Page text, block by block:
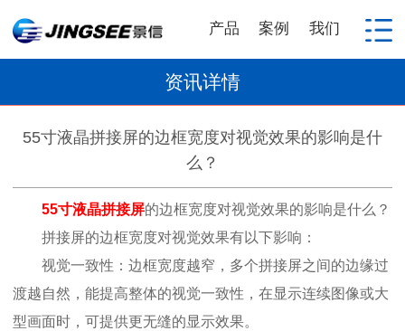
产品 案例 我们
资讯详情
55寸液晶拼接屏​的边框宽度对视觉效果的影响是什
么？
55寸液晶拼接屏的边框宽度对视觉效果的影响是什么？
拼接屏的边框宽度对视觉效果有以下影响：
视觉一致性：边框宽度越窄，多个拼接屏之间的边缘过
渡越自然，能提高整体的视觉一致性，在显示连续图像或大
型画面时，可提供更无缝的显示效果。